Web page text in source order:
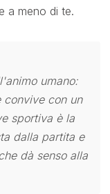
a meno di te.
umano:
convive con un
sportiva è la
dalla partita e
dà senso alla